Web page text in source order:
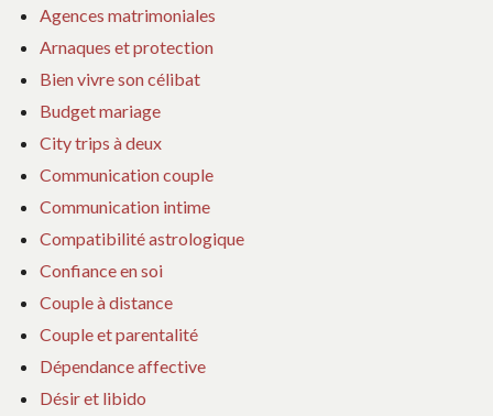
Agences matrimoniales
Arnaques et protection
Bien vivre son célibat
Budget mariage
City trips à deux
Communication couple
Communication intime
Compatibilité astrologique
Confiance en soi
Couple à distance
Couple et parentalité
Dépendance affective
Désir et libido